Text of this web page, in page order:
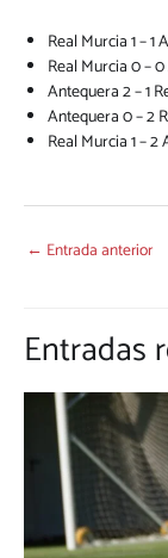
Real Murcia 1 –
Real Murcia 0 –
Antequera 2 – 1
Antequera 0 – 2
Real Murcia 1 –
← Entrada anterior
Entradas